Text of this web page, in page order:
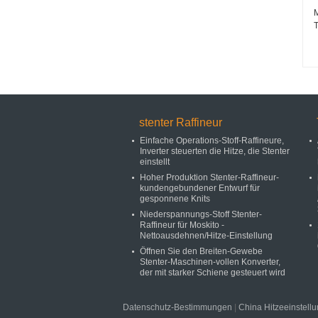
stenter Raffineur
Einfache Operations-Stoff-Raffineure,
Inverter steuerten die Hitze, die Stenter
einstellt
Hoher Produktion Stenter-Raffineur-
kundengebundener Entwurf für
gesponnene Knits
Niederspannungs-Stoff Stenter-
Raffineur für Moskito -
Nettoausdehnen/Hitze-Einstellung
Öffnen Sie den Breiten-Gewebe
Stenter-Maschinen-vollen Konverter,
der mit starker Schiene gesteuert wird
Datenschutz-Bestimmungen China